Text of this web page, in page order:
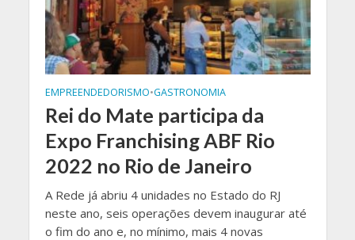
EMPREENDEDORISMO•GASTRONOMIA
Rei do Mate participa da
Expo Franchising ABF Rio
2022 no Rio de Janeiro
A Rede já abriu 4 unidades no Estado do RJ
neste ano, seis operações devem inaugurar até
o fim do ano e, no mínimo, mais 4 novas